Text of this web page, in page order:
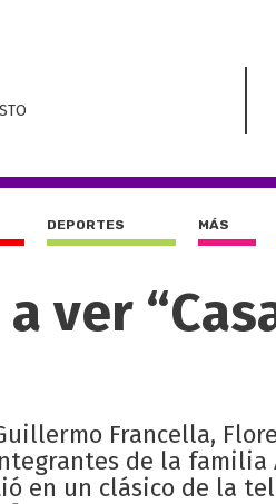
DEPORTES MÁS
ver
Francella,
de la familia
en un clásico de la